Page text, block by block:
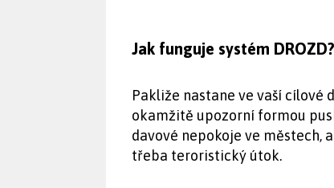
Jak funguje systém DROZD?
Pakliže nastane ve vaší cílové
okamžitě upozorní formou
davové nepokoje ve městech,
třeba teroristický útok.